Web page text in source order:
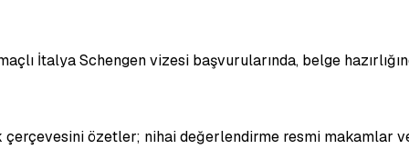
İtalya Schengen vizesi başvurularında, belge
özetler; nihai değerlendirme resmi makamlar